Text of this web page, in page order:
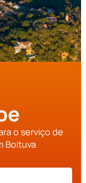
o serviço de
Boituva